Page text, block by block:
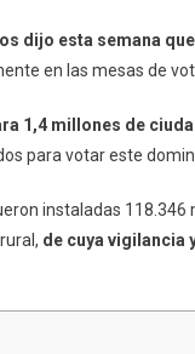
dijo esta semana
en las mesas de
1,4 millones de
para votar este
instaladas
de cuya vigilancia